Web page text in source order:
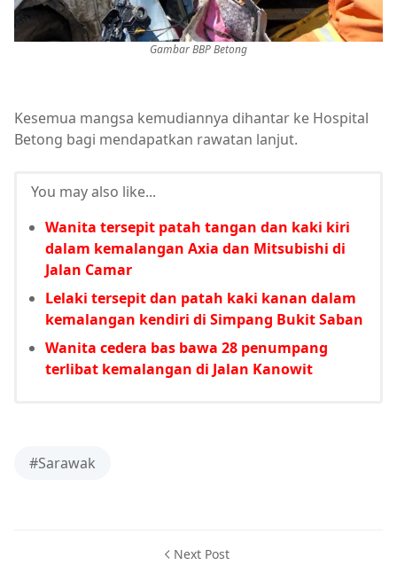
Gambar BBP Betong
Kesemua mangsa kemudiannya dihantar ke Hospital
Betong bagi mendapatkan rawatan lanjut.
You may also like...
Wanita tersepit patah tangan dan kaki kiri
dalam kemalangan Axia dan Mitsubishi di
Jalan Camar
Lelaki tersepit dan patah kaki kanan dalam
kemalangan kendiri di Simpang Bukit Saban
Wanita cedera bas bawa 28 penumpang
terlibat kemalangan di Jalan Kanowit
#Sarawak
Next Post